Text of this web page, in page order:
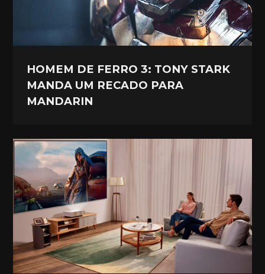
HOMEM DE FERRO 3: TONY STARK
MANDA UM RECADO PARA
MANDARIN